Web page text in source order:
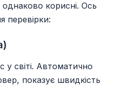
корисні. Ось
перевірки:
у світі. Автоматично
показує швидкість